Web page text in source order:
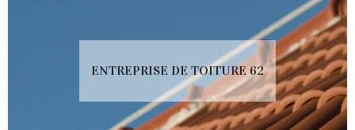
ENTREPRISE DE TOITURE 62